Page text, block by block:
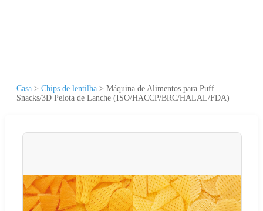
Casa > Chips de lentilha > Máquina de Alimentos para Puff
Snacks/3D Pelota de Lanche (ISO/HACCP/BRC/HALAL/FDA)